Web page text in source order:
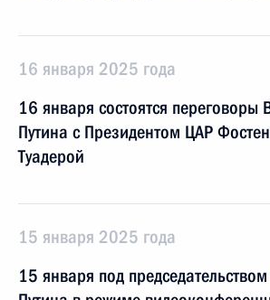
16 января 2025 года
16 января состоятся переговоры
Путина с Президентом ЦАР
Туадерой
15 января 2025 года
15 января под